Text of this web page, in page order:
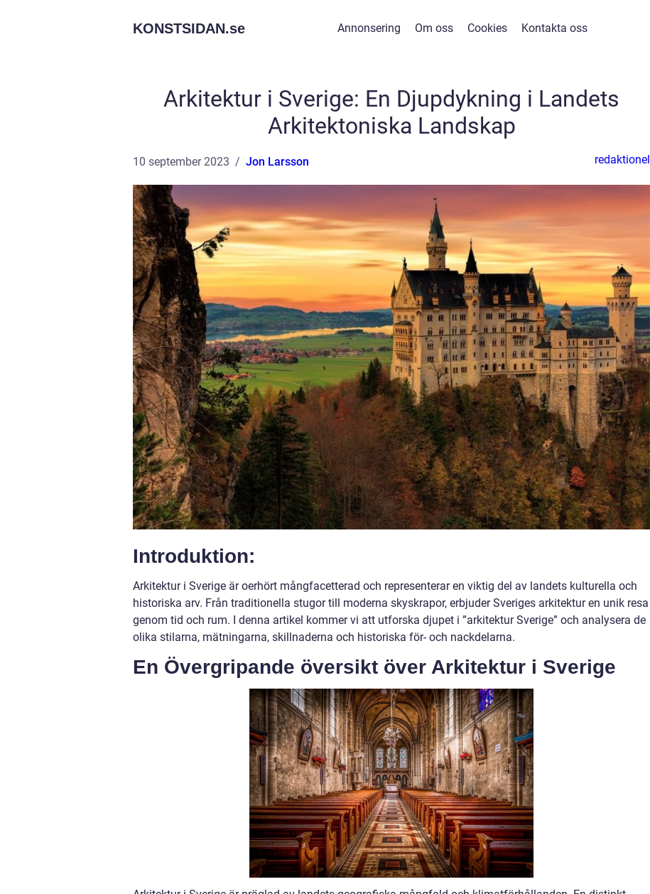
KONSTSIDAN.se Annonsering Om oss Cookies Kontakta oss
Arkitektur i Sverige: En Djupdykning i Landets
Arkitektoniska Landskap
10 september 2023 Jon Larsson redaktionel
Introduktion:
Arkitektur i Sverige är oerhört mångfacetterad och representerar en viktig del av landets kulturella och
historiska arv. Från traditionella stugor till moderna skyskrapor, erbjuder Sveriges arkitektur en unik resa
genom tid och rum. I denna artikel kommer vi att utforska djupet i ”arkitektur Sverige” och analysera de
olika stilarna, mätningarna, skillnaderna och historiska för- och nackdelarna.
En Övergripande översikt över Arkitektur i Sverige